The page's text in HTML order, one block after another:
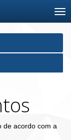
de acordo com a